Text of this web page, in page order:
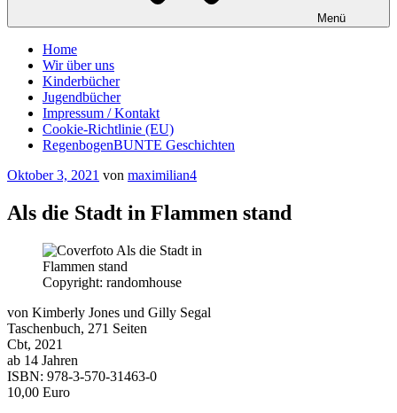
Menü
Home
Wir über uns
Kinderbücher
Jugendbücher
Impressum / Kontakt
Cookie-Richtlinie (EU)
RegenbogenBUNTE Geschichten
Veröffentlicht
Oktober 3, 2021 von maximilian4
Als die Stadt in Flammen stand
Copyright: randomhouse
von Kimberly Jones und Gilly Segal
Taschenbuch, 271 Seiten
Cbt, 2021
ab 14 Jahren
ISBN: 978-3-570-31463-0
10,00 Euro